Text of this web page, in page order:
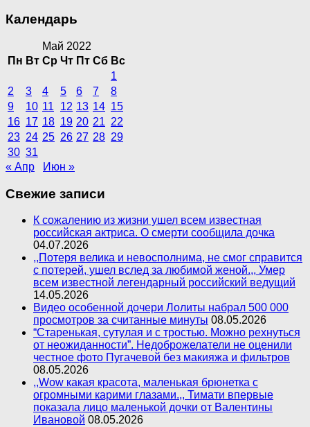
Календарь
Май 2022
Пн Вт Ср Чт Пт Сб Вс
1
2
3 4 5 6 7
8
9
10 11 12 13 14 15
16 17 18 19 20 21 22
23 24 25 26 27 28 29
30 31
« Апр
Июн »
Свежие записи
К сожалению из жизни ушел всем известная
российская актриса. О смерти сообщила дочка
04.07.2026
,,Потеря велика и невосполнима, не смог справится
с потерей, ушел вслед за любимой женой.,, Умер
всем известной легендарный российский ведущий
14.05.2026
Видео особенной дочери Лолиты набрал 500 000
просмотров за считанные минуты 08.05.2026
“Старенькая, сутулая и с тростью. Можно рехнуться
от неожиданности”. Недоброжелатели не оценили
честное фото Пугачевой без макияжа и фильтров
08.05.2026
,,Wow какая красота, маленькая брюнетка с
огромными карими глазами.,, Тимати впервые
показала лицо маленькой дочки от Валентины
Ивановой 08.05.2026